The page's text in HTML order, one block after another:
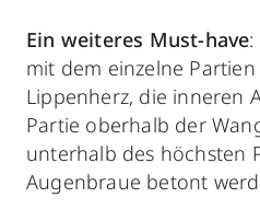
Ein weiteres Must-have
mit dem einzelne
Lippenherz, die inneren
Partie oberhalb der
unterhalb des höchsten
Augenbraue betont